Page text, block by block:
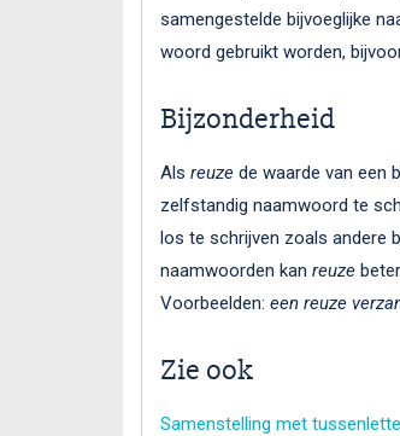
samengestelde bijvoeglijke
woord gebruikt worden,
Bijzonderheid
Als reuze de waarde van een
zelfstandig naamwoord te
los te schrijven zoals andere
naamwoorden kan reuze
Voorbeelden: een reuze
Zie ook
Samenstelling met